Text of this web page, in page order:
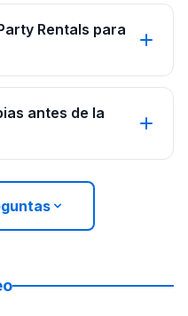
Rentals para
antes de la